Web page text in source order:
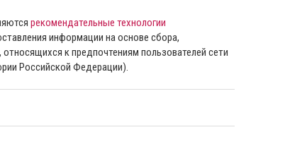
рекомендательные технологии
информации на основе сбора,
к предпочтениям пользователей сети
Российской Федерации).